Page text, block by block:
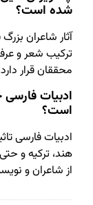
شده است؟
آثار شاعران
ترکیب شعر و
محققان قرار دارد.
ادبیات فارسی
است؟
ادبیات فارسی
هند، ترکیه و
از شاعران و